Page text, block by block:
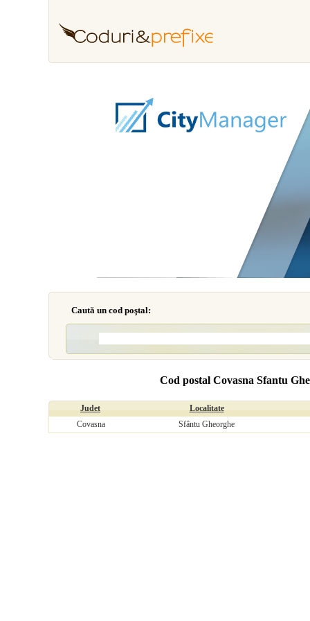
Caută un cod poştal:
Cod postal Covasna Sfantu
Judet
Localitate
Covasna
Sfântu Gheorghe